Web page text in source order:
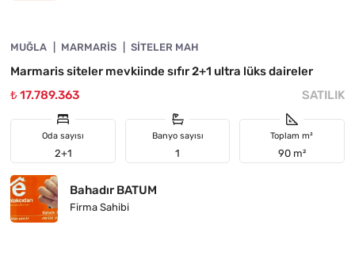
YATIRIMA UYGUN
MUĞLA MARMARIS SITELER MAH
Marmaris siteler mevkiinde sıfır 2+1 ultra lüks daireler
₺ 17.789.363
SATILIK
Oda sayısı
2+1
Banyo sayısı
1
Toplam m²
90 m²
Bahadır BATUM
Firma Sahibi